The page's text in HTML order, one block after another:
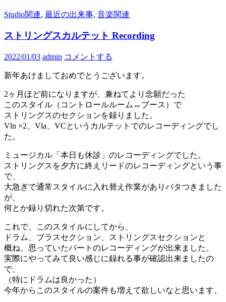
Studio関連, 最近の出来事, 音楽関連
ストリングスカルテット Recording
2022/01/03 admin コメントする
新年あけましておめでとうございます。
2ヶ月ほど前になりますが、兼ねてより念願だった
このスタイル（コントロールルーム↔︎ブース）で
ストリングスのセクションを録りました。
Vln ×2、Vla、VCというカルテットでのレコーディングでし
た。
ミュージカル「本日も休診」のレコーディングでした。
ストリングスを夕方に終えリードのレコーディングという事
で、
大急ぎで通常スタイルに入れ替え作業がありバタつきました
が、
何とか録り切れた次第です。
これで、このスタイルにしてから、
ドラム、ブラスセクション、ストリングスセクションと
概ね、思っていたパートのレコーディングが出来ました。
実際にやってみて良い感じに録れる事が確認出来ましたの
で、
（特にドラムは良かった）
今年からこのスタイルの案件も増えて欲しいなと思います。